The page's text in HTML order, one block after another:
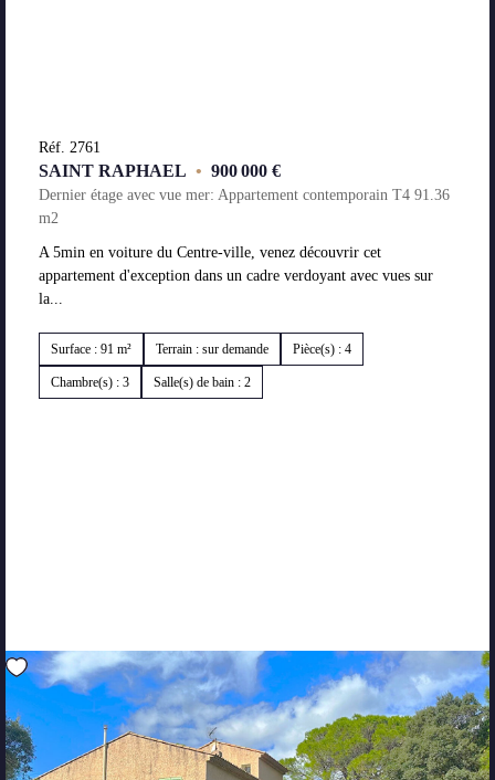
Réf. 2761
SAINT RAPHAEL • 900 000 €
Dernier étage avec vue mer: Appartement contemporain T4 91.36
m2
A 5min en voiture du Centre-ville, venez découvrir cet
appartement d'exception dans un cadre verdoyant avec vues sur
la...
Surface : 91 m² Terrain : sur demande Pièce(s) : 4
Chambre(s) : 3 Salle(s) de bain : 2